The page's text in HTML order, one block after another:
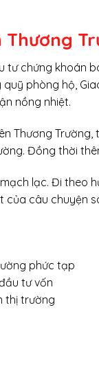
Thương
chứng khoán
quỹ phòng hộ,
nồng nhiệt.
Thương
Đồng thời
lạc. Đi theo
câu chuyện
phức tạp
tư vốn
thị trường